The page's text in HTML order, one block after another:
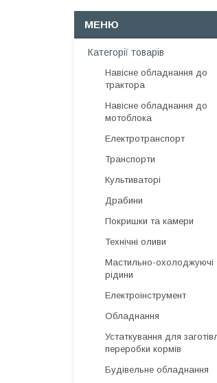
Категорії товарів
Навісне обладнання до
трактора
Навісне обладнання до
мотоблока
Електротранспорт
Транспорти
Культиваторі
Драбини
Покришки та камери
Технічні оливи
Мастильно-охолоджуючі
рідини
Електроінструмент
Обладнання
Устаткування для
переробки кормів
Будівельне обладнання